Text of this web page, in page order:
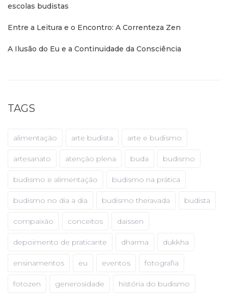
escolas budistas
Entre a Leitura e o Encontro: A Correnteza Zen
A Ilusão do Eu e a Continuidade da Consciência
TAGS
alimentação arte budista arte e budismo
artesanato atenção plena buda budismo
budismo e alimentação budismo na prática
budismo no dia a dia budismo theravada budista
compaixão conceitos daissen
depoimento de praticante dharma dukkha
ensinamentos eu eventos fotografia
fotozen generosidade história do budismo